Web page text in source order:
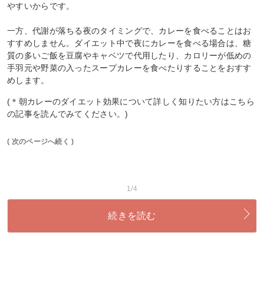
やすいからです。
一方、代謝が落ちる夜のタイミングで、カレーを食べることはお
すすめしません。ダイエット中で夜にカレーを食べる場合は、糖
質の多いご飯を豆腐やキャベツで代用したり、カロリーが低めの
手羽元や野菜の入ったスープカレーを食べたりすることをおすす
めします。
(＊朝カレーのダイエット効果について詳しく知りたい方はこちら
の記事を読んでみてください。)
( 次のページへ続く )
1/4
続きを読む